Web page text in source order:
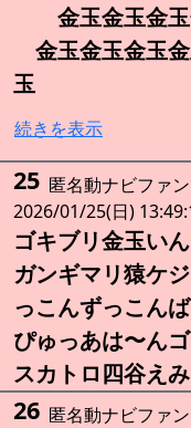
金玉金玉金玉
金玉金玉金玉
玉
続きを表示
25 匿名動ナビファン
2026/01/25(日)
ゴキブリ金玉い
ガンギマリ猿ケ
っこんずっこん
ぴゅっあは〜ん
スカトロ四谷え
26 匿名動ナビファン